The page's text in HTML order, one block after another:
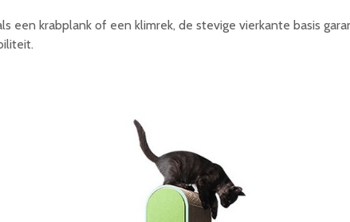
een krabplank of een klimrek, de stevige vierkante basis